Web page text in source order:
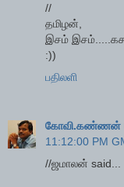
//
தமிழன்,
இசம்
:))
பதிலளி
கோவி.கண்ணன்
11:12:00 PM
//ஜமாலன் said...